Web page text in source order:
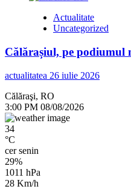
Actualitate
Uncategorized
Călărașiul, pe podiumul
actualitatea 26 iulie 2026
Călăraşi, RO
3:00 PM 08/08/2026
34
°C
cer senin
29%
1011 hPa
28 Km/h